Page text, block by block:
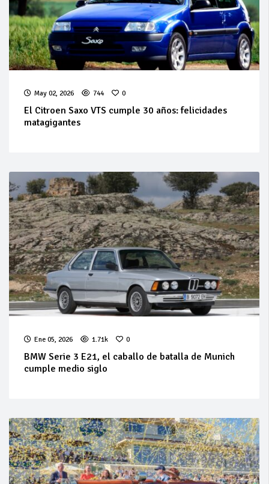
May 02, 2026 744 0
El Citroen Saxo VTS cumple 30 años: felicidades
matagigantes
Ene 05, 2026 1.71k 0
BMW Serie 3 E21, el caballo de batalla de Munich
cumple medio siglo